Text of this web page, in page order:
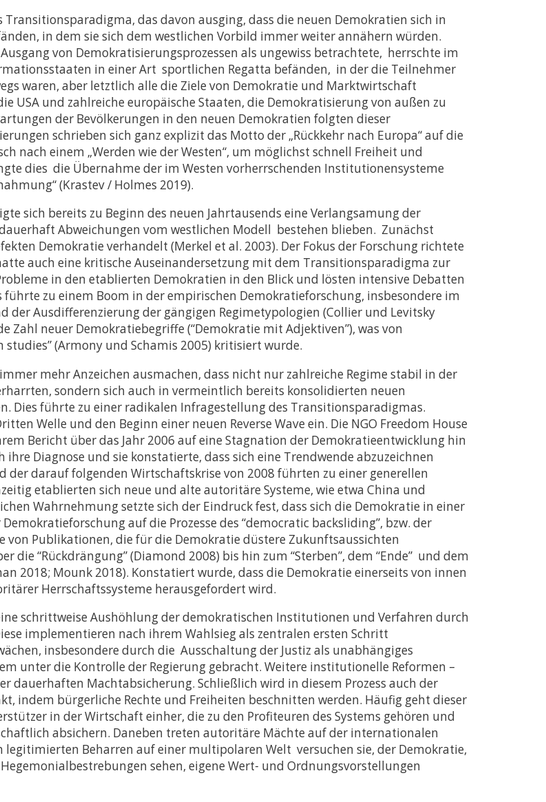
das davon ausging, dass die neuen Demokratien sich in
in dem sie sich dem westlichen Vorbild immer weiter annähern würden.
von Demokratisierungsprozessen als ungewiss betrachtete, herrschte im
in einer Art sportlichen Regatta befänden, in der die Teilnehmer
waren, aber letztlich alle die Ziele von Demokratie und Marktwirtschaft
USA und zahlreiche europäische Staaten, die Demokratisierung von außen zu
der Bevölkerungen in den neuen Demokratien folgten dieser
schrieben sich ganz explizit das Motto der „Rückkehr nach Europa“ auf die
nach einem „Werden wie der Westen“, um möglichst schnell Freiheit und
dies die Übernahme der im Westen vorherrschenden Institutionensysteme
(Krastev / Holmes 2019).
sich bereits zu Beginn des neuen Jahrtausends eine Verlangsamung der
Abweichungen vom westlichen Modell bestehen blieben. Zunächst
Demokratie verhandelt (Merkel et al. 2003). Der Fokus der Forschung richtete
auch eine kritische Auseinandersetzung mit dem Transitionsparadigma zur
in den etablierten Demokratien in den Blick und lösten intensive Debatten
zu einem Boom in der empirischen Demokratieforschung, insbesondere im
der Ausdifferenzierung der gängigen Regimetypologien (Collier und Levitsky
Zahl neuer Demokratiebegriffe (“Demokratie mit Adjektiven”), was von
(Armony und Schamis 2005) kritisiert wurde.
mehr Anzeichen ausmachen, dass nicht nur zahlreiche Regime stabil in der
sondern sich auch in vermeintlich bereits konsolidierten neuen
Dies führte zu einer radikalen Infragestellung des Transitionsparadigmas.
Welle und den Beginn einer neuen Reverse Wave ein. Die NGO Freedom House
Bericht über das Jahr 2006 auf eine Stagnation der Demokratieentwicklung hin
Diagnose und sie konstatierte, dass sich eine Trendwende abzuzeichnen
der darauf folgenden Wirtschaftskrise von 2008 führten zu einer generellen
etablierten sich neue und alte autoritäre Systeme, wie etwa China und
Wahrnehmung setzte sich der Eindruck fest, dass sich die Demokratie in einer
auf die Prozesse des “democratic backsliding”, bzw. der
von Publikationen, die für die Demokratie düstere Zukunftsaussichten
die “Rückdrängung” (Diamond 2008) bis hin zum “Sterben”, dem “Ende” und dem
2018; Mounk 2018). Konstatiert wurde, dass die Demokratie einerseits von innen
Herrschaftssysteme herausgefordert wird.
schrittweise Aushöhlung der demokratischen Institutionen und Verfahren durch
implementieren nach ihrem Wahlsieg als zentralen ersten Schritt
insbesondere durch die Ausschaltung der Justiz als unabhängiges
unter die Kontrolle der Regierung gebracht. Weitere institutionelle Reformen –
dauerhaften Machtabsicherung. Schließlich wird in diesem Prozess auch der
indem bürgerliche Rechte und Freiheiten beschnitten werden. Häufig geht dieser
in der Wirtschaft einher, die zu den Profiteuren des Systems gehören und
absichern. Daneben treten autoritäre Mächte auf der internationalen
Beharren auf einer multipolaren Welt versuchen sie, der Demokratie,
sehen, eigene Wert- und Ordnungsvorstellungen